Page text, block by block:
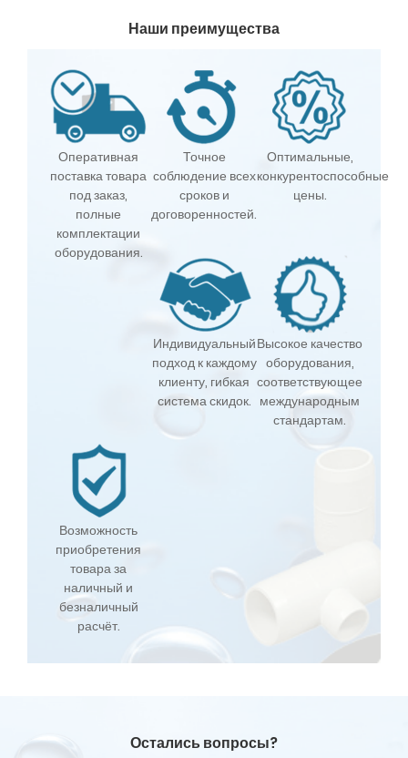
Наши преимущества
Оперативная
поставка товара
под заказ,
полные
комплектации
оборудования.
Точное
соблюдение всех
сроков и
договоренностей.
Оптимальные,
конкурентоспособные
цены.
Индивидуальный
подход к каждому
клиенту, гибкая
система скидок.
Высокое качество
оборудования,
соответствующее
международным
стандартам.
Возможность
приобретения
товара за
наличный и
безналичный
расчёт.
Остались вопросы?